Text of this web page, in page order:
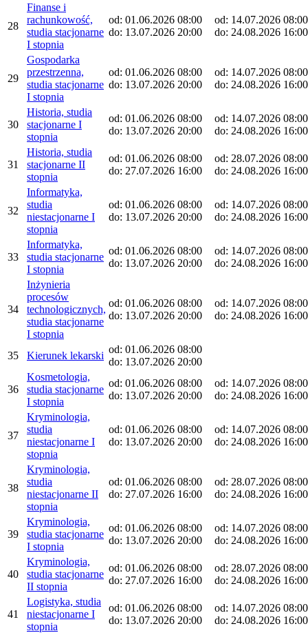
28
Finanse i
rachunkowość,
studia stacjonarne
I stopnia
od: 01.06.2026 08:00
do: 13.07.2026 20:00
od: 14.07.2026 08:00
do: 24.08.2026 16:00
29
Gospodarka
przestrzenna,
studia stacjonarne
I stopnia
od: 01.06.2026 08:00
do: 13.07.2026 20:00
od: 14.07.2026 08:00
do: 24.08.2026 16:00
30
Historia, studia
stacjonarne I
stopnia
od: 01.06.2026 08:00
do: 13.07.2026 20:00
od: 14.07.2026 08:00
do: 24.08.2026 16:00
31
Historia, studia
stacjonarne II
stopnia
od: 01.06.2026 08:00
do: 27.07.2026 16:00
od: 28.07.2026 08:00
do: 24.08.2026 16:00
32
Informatyka,
studia
niestacjonarne I
stopnia
od: 01.06.2026 08:00
do: 13.07.2026 20:00
od: 14.07.2026 08:00
do: 24.08.2026 16:00
33
Informatyka,
studia stacjonarne
I stopnia
od: 01.06.2026 08:00
do: 13.07.2026 20:00
od: 14.07.2026 08:00
do: 24.08.2026 16:00
34
Inżynieria
procesów
technologicznych,
studia stacjonarne
I stopnia
od: 01.06.2026 08:00
do: 13.07.2026 20:00
od: 14.07.2026 08:00
do: 24.08.2026 16:00
35 Kierunek lekarski
od: 01.06.2026 08:00
do: 13.07.2026 20:00
36
Kosmetologia,
studia stacjonarne
I stopnia
od: 01.06.2026 08:00
do: 13.07.2026 20:00
od: 14.07.2026 08:00
do: 24.08.2026 16:00
37
Kryminologia,
studia
niestacjonarne I
stopnia
od: 01.06.2026 08:00
do: 13.07.2026 20:00
od: 14.07.2026 08:00
do: 24.08.2026 16:00
38
Kryminologia,
studia
niestacjonarne II
stopnia
od: 01.06.2026 08:00
do: 27.07.2026 16:00
od: 28.07.2026 08:00
do: 24.08.2026 16:00
39
Kryminologia,
studia stacjonarne
I stopnia
od: 01.06.2026 08:00
do: 13.07.2026 20:00
od: 14.07.2026 08:00
do: 24.08.2026 16:00
40
Kryminologia,
studia stacjonarne
II stopnia
od: 01.06.2026 08:00
do: 27.07.2026 16:00
od: 28.07.2026 08:00
do: 24.08.2026 16:00
41
Logistyka, studia
niestacjonarne I
stopnia
od: 01.06.2026 08:00
do: 13.07.2026 20:00
od: 14.07.2026 08:00
do: 24.08.2026 16:00